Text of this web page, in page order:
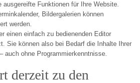
ausgereifte Funktionen für Ihre Website.
Bildergalerien können
werden.
einen einfach zu bedienenden Editor
Sie können also bei Bedarf die Inhalte Ihrer
auch ohne Programmierkenntnisse.
derzeit zu den